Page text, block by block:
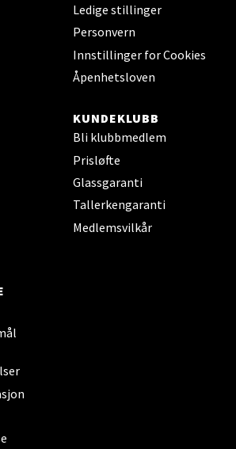
Ledige stillinger
Personvern
Innstillinger for Cookies
Åpenhetsloven
KUNDEKLUBB
Bli klubbmedlem
Prisløfte
Glassgaranti
Tallerkengaranti
Medlemsvilkår
- Thon Senter Steinkjer
7714 Steinkjer
Velg
5401 Stord
17